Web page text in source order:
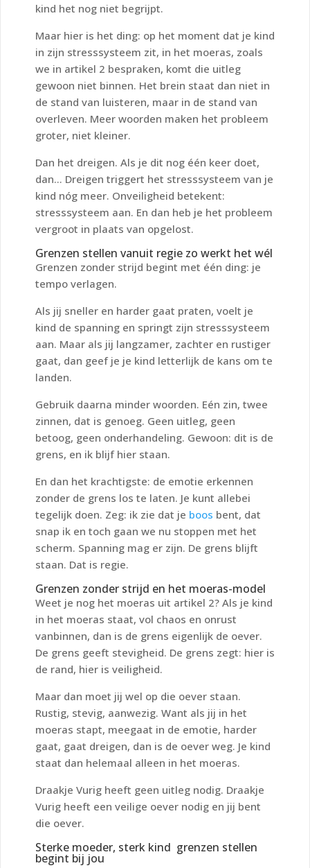
kind het nog niet begrijpt.
Maar hier is het ding: op het moment dat je kind
in zijn stresssysteem zit, in het moeras, zoals
we in artikel 2 bespraken, komt die uitleg
gewoon niet binnen. Het brein staat dan niet in
de stand van luisteren, maar in de stand van
overleven. Meer woorden maken het probleem
groter, niet kleiner.
Dan het dreigen. Als je dit nog één keer doet,
dan… Dreigen triggert het stresssysteem van je
kind nóg meer. Onveiligheid betekent:
stresssysteem aan. En dan heb je het probleem
vergroot in plaats van opgelost.
Grenzen stellen vanuit regie zo werkt het wél
Grenzen zonder strijd begint met één ding: je
tempo verlagen.
Als jij sneller en harder gaat praten, voelt je
kind de spanning en springt zijn stresssysteem
aan. Maar als jij langzamer, zachter en rustiger
gaat, dan geef je je kind letterlijk de kans om te
landen.
Gebruik daarna minder woorden. Eén zin, twee
zinnen, dat is genoeg. Geen uitleg, geen
betoog, geen onderhandeling. Gewoon: dit is de
grens, en ik blijf hier staan.
En dan het krachtigste: de emotie erkennen
zonder de grens los te laten. Je kunt allebei
tegelijk doen. Zeg: ik zie dat je boos bent, dat
snap ik en toch gaan we nu stoppen met het
scherm. Spanning mag er zijn. De grens blijft
staan. Dat is regie.
Grenzen zonder strijd en het moeras-model
Weet je nog het moeras uit artikel 2? Als je kind
in het moeras staat, vol chaos en onrust
vanbinnen, dan is de grens eigenlijk de oever.
De grens geeft stevigheid. De grens zegt: hier is
de rand, hier is veiligheid.
Maar dan moet jij wel op die oever staan.
Rustig, stevig, aanwezig. Want als jij in het
moeras stapt, meegaat in de emotie, harder
gaat, gaat dreigen, dan is de oever weg. Je kind
staat dan helemaal alleen in het moeras.
Draakje Vurig heeft geen uitleg nodig. Draakje
Vurig heeft een veilige oever nodig en jij bent
die oever.
Sterke moeder, sterk kind grenzen stellen
begint bij jou